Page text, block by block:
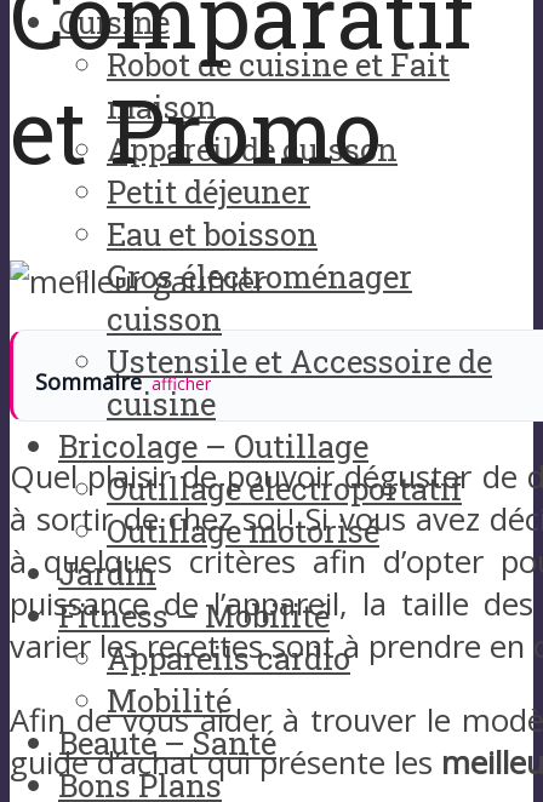
Cuisine
Robot de cuisine et Fait
maison
Appareil de cuisson
Petit déjeuner
Eau et boisson
Gros électroménager
cuisson
Ustensile et Accessoire de
cuisine
Bricolage – Outillage
Outillage électroportatif
Outillage motorisé
Jardin
Fitness – Mobilité
Appareils cardio
Mobilité
Beauté – Santé
Bons Plans
et Promo
Sommaire afficher
Quel plaisir de pouvoir déguster de
à sortir de chez soi ! Si vous avez
à quelques critères afin d’opter
puissance de l’appareil, la taille
varier les recettes sont à prendre en
Afin de vous aider à trouver le
guide d’achat qui présente les